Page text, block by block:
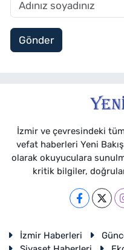
Gönder
İzmir ve çevresindeki
vefat haberleri Yeni
olarak okuyuculara
kritik bilgiler,
İzmir Haberleri